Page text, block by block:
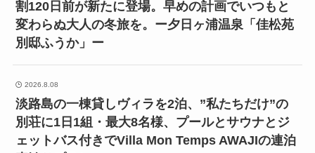
割120日前が新たに登場。早めの計画でいつもと
変わらぬ大人の冬旅を。ー夕日ヶ浦温泉「佳松苑
別邸ふうか」ー
2026.8.08
淡路島の一棟貸しヴィラを2泊、”私たちだけ”の
別荘に1日1組・最大8名様、プールとサウナとジ
ェットバス付きでVilla Mon Temps AWAJIの連泊